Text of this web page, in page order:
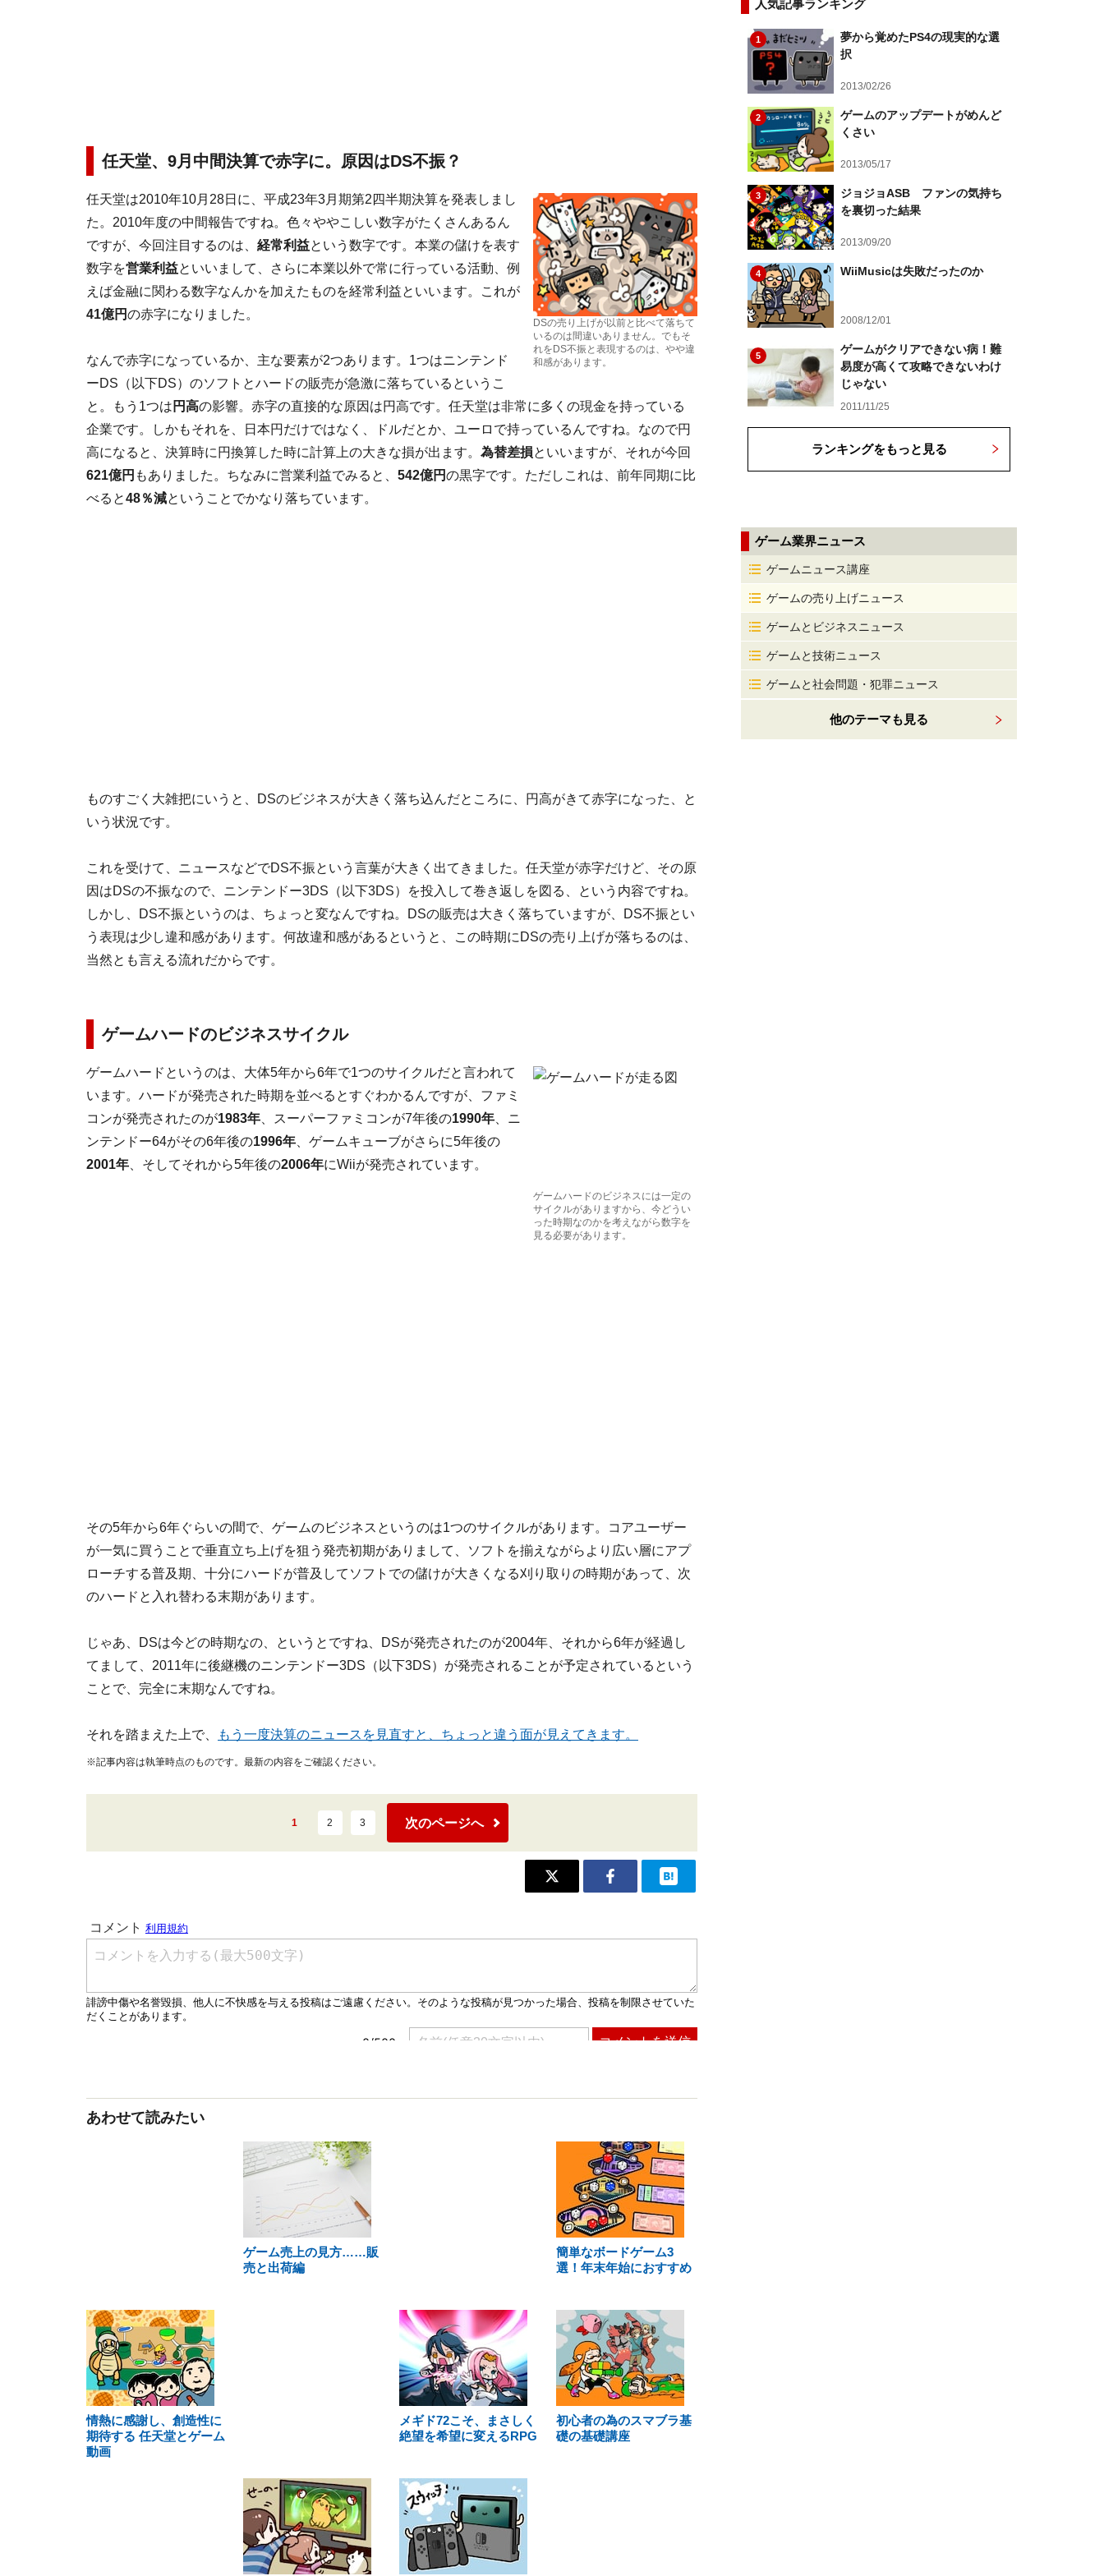
任天堂、9月中間決算で赤字に。原因はDS不振？
DSの売り上げが以前と比べて落ちて
いるのは間違いありません。でもそ
れをDS不振と表現するのは、やや違
和感があります。
任天堂は2010年10月28日に、平成23年3月期第2四半期決算を発表しまし
た。2010年度の中間報告ですね。色々ややこしい数字がたくさんあるん
ですが、今回注目するのは、 経常利益という数字です。本業の儲けを表す
数字を営業利益といいまして、さらに本業以外で常に行っている活動、例
えば金融に関わる数字なんかを加えたものを経常利益といいます。これが
41億円の赤字になりました。
なんで赤字になっているか、主な要素が2つあります。1つはニンテンド
ーDS（以下DS）のソフトとハードの販売が急激に落ちているというこ
と。もう1つは 円高の影響。赤字の直接的な原因は円高です。任天堂は非常に多くの現金を持っている
企業です。しかもそれを、日本円だけではなく、ドルだとか、ユーロで持っているんですね。なので円
高になると、決算時に円換算した時に計算上の大きな損が出ます。 為替差損といいますが、それが今回
621億円 もありました。ちなみに営業利益でみると、 542億円の黒字です。ただしこれは、前年同期に比
べると48％減ということでかなり落ちています。
ものすごく大雑把にいうと、DSのビジネスが大きく落ち込んだところに、円高がきて赤字になった、と
いう状況です。
これを受けて、ニュースなどでDS不振という言葉が大きく出てきました。任天堂が赤字だけど、その原
因はDSの不振なので、ニンテンドー3DS（以下3DS）を投入して巻き返しを図る、という内容ですね。
しかし、DS不振というのは、ちょっと変なんですね。DSの販売は大きく落ちていますが、DS不振とい
う表現は少し違和感があります。何故違和感があるというと、この時期にDSの売り上げが落ちるのは、
当然とも言える流れだからです。
ゲームハードのビジネスサイクル
ゲームハードのビジネスには一定の
サイクルがありますから、今どうい
った時期なのかを考えながら数字を
見る必要があります。
ゲームハードというのは、大体5年から6年で1つのサイクルだと言われて
います。ハードが発売された時期を並べるとすぐわかるんですが、ファミ
コンが発売されたのが1983年 、スーパーファミコンが7年後の1990年 、ニ
ンテンドー64がその6年後の1996年 、ゲームキューブがさらに5年後の
2001年 、そしてそれから5年後の2006年にWiiが発売されています。
その5年から6年ぐらいの間で、ゲームのビジネスというのは1つのサイクルがあります。コアユーザー
が一気に買うことで垂直立ち上げを狙う発売初期がありまして、ソフトを揃えながらより広い層にアプ
ローチする普及期、十分にハードが普及してソフトでの儲けが大きくなる刈り取りの時期があって、次
のハードと入れ替わる末期があります。
じゃあ、DSは今どの時期なの、というとですね、DSが発売されたのが2004年、それから6年が経過し
てまして、2011年に後継機のニンテンドー3DS（以下3DS）が発売されることが予定されているという
ことで、完全に末期なんですね。
それを踏まえた上で、 もう一度決算のニュースを見直すと、ちょっと違う面が見えてきます。
※記事内容は執筆時点のものです。最新の内容をご確認ください。
1 2 3 次のページへ
あわせて読みたい
ゲーム売上の見方……販
売と出荷編
簡単なボードゲーム3
選！年末年始におすすめ
情熱に感謝し、創造性に
期待する 任天堂とゲーム
動画
メギド72こそ、まさしく
絶望を希望に変えるRPG
初心者の為のスマブラ基
礎の基礎講座
人気記事ランキング
1
夢から覚めたPS4の現実的な選
択
2013/02/26
2
ゲームのアップデートがめんど
くさい
2013/05/17
3
ジョジョASB ファンの気持ち
を裏切った結果
2013/09/20
4 WiiMusicは失敗だったのか
2008/12/01
5
ゲームがクリアできない病！難
易度が高くて攻略できないわけ
じゃない
2011/11/25
ランキングをもっと見る
ゲーム業界ニュース
ゲームニュース講座
ゲームの売り上げニュース
ゲームとビジネスニュース
ゲームと技術ニュース
ゲームと社会問題・犯罪ニュース
他のテーマも見る